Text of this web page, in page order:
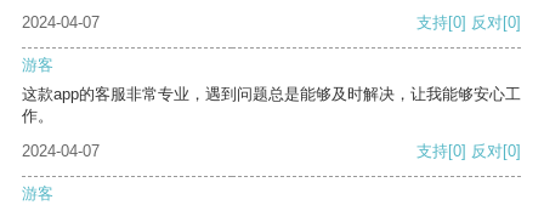
2024-04-07 支持[0] 反对[0]
游客
这款app的客服非常专业，遇到问题总是能够及时解决，让我能够安心工
作。
2024-04-07
支持[0] 反对[0]
游客